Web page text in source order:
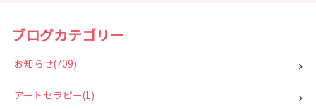
ブログカテゴリー
お知らせ 709
アートセラピー 1